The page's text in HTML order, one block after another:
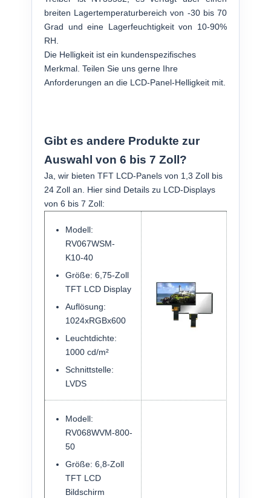
breiten Lagertemperaturbereich von -30 bis 70
Grad und eine Lagerfeuchtigkeit von 10-90%
RH.
Die Helligkeit ist ein kundenspezifisches
Merkmal. Teilen Sie uns gerne Ihre
Anforderungen an die LCD-Panel-Helligkeit mit.
Gibt es andere Produkte zur
Auswahl von 6 bis 7 Zoll?
Ja, wir bieten TFT LCD-Panels von 1,3 Zoll bis
24 Zoll an. Hier sind Details zu LCD-Displays
von 6 bis 7 Zoll:
Modell:
RV067WSM-
K10-40
Größe: 6,75-Zoll
TFT LCD Display
Auflösung:
1024xRGBx600
Leuchtdichte:
1000 cd/m²
Schnittstelle:
LVDS
Modell:
RV068WVM-800-
50
Größe: 6,8-Zoll
TFT LCD
Bildschirm